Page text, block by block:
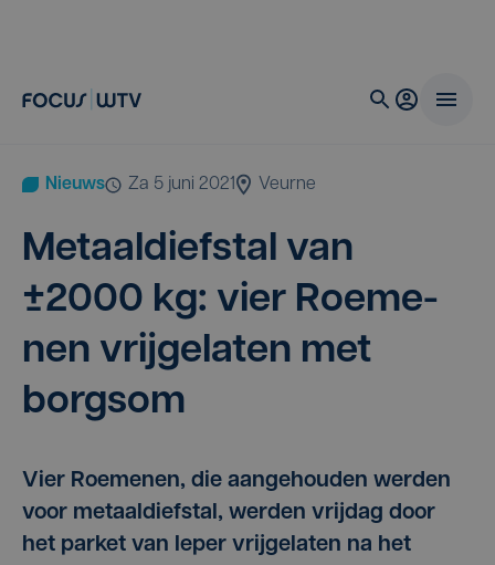
Nieuws za 5 juni 2021 Veurne
Metaal­dief­stal van
±2000 kg: vier Roe­me­
nen vrij­ge­la­ten met
borgsom
Vier Roemenen, die aangehouden werden
voor metaaldiefstal, werden vrijdag door
het parket van Ieper vrijgelaten na het